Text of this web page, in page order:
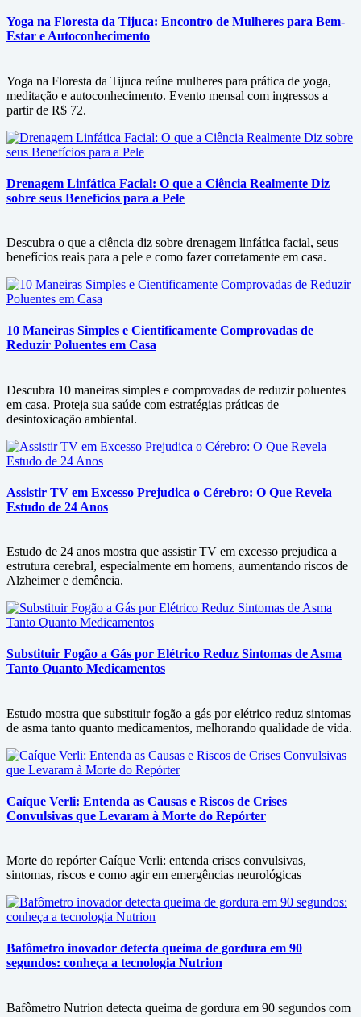
Yoga na Floresta da Tijuca: Encontro de Mulheres para Bem-
Estar e Autoconhecimento
Yoga na Floresta da Tijuca reúne mulheres para prática de yoga,
meditação e autoconhecimento. Evento mensal com ingressos a
partir de R$ 72.
Drenagem Linfática Facial: O que a Ciência Realmente Diz
sobre seus Benefícios para a Pele
Descubra o que a ciência diz sobre drenagem linfática facial, seus
benefícios reais para a pele e como fazer corretamente em casa.
10 Maneiras Simples e Cientificamente Comprovadas de
Reduzir Poluentes em Casa
Descubra 10 maneiras simples e comprovadas de reduzir poluentes
em casa. Proteja sua saúde com estratégias práticas de
desintoxicação ambiental.
Assistir TV em Excesso Prejudica o Cérebro: O Que Revela
Estudo de 24 Anos
Estudo de 24 anos mostra que assistir TV em excesso prejudica a
estrutura cerebral, especialmente em homens, aumentando riscos de
Alzheimer e demência.
Substituir Fogão a Gás por Elétrico Reduz Sintomas de Asma
Tanto Quanto Medicamentos
Estudo mostra que substituir fogão a gás por elétrico reduz sintomas
de asma tanto quanto medicamentos, melhorando qualidade de vida.
Caíque Verli: Entenda as Causas e Riscos de Crises
Convulsivas que Levaram à Morte do Repórter
Morte do repórter Caíque Verli: entenda crises convulsivas,
sintomas, riscos e como agir em emergências neurológicas
Bafômetro inovador detecta queima de gordura em 90
segundos: conheça a tecnologia Nutrion
Bafômetro Nutrion detecta queima de gordura em 90 segundos com